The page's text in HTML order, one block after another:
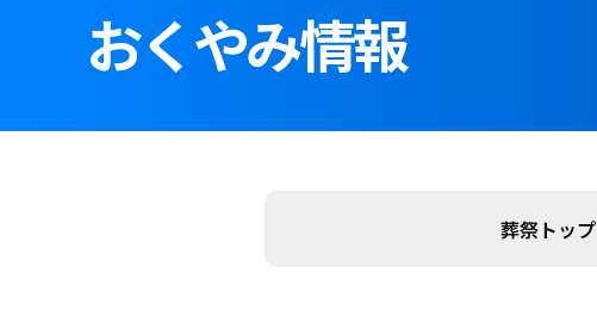
おくやみ情報
葬祭トップ